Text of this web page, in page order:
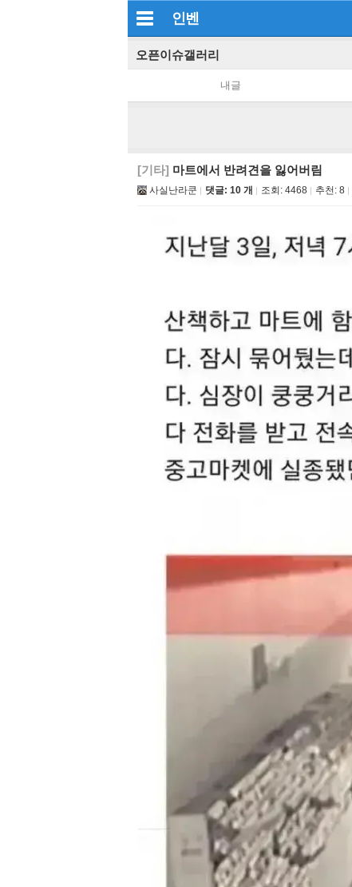
인벤
오픈이슈갤러리
내글
[기타] 마트에서 반려견을 잃어버림
사실난라쿤 댓글: 10 개 조회: 4468 추천: 8